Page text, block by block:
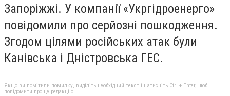
Запоріжжі. У компанії «Укргідроенерго»
повідомили про серйозні пошкодження.
Згодом цілями російських атак були
Канівська і Дністровська ГЕС.
Якщо ви помітили помилку, виділіть необхідний текст і натисніть Ctrl + Enter, щоб
повідомити про це редакцію